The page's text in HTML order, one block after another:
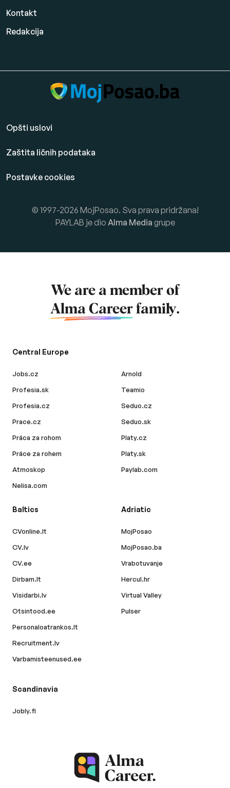
Kontakt
Redakcija
Opšti uslovi
Zaštita ličnih podataka
Postavke cookies
© 1997-2026 MojPosao. Sva prava pridržana!
PAYLAB je dio Alma Media grupe
We are a member of
Alma Career family.
Central Europe
Jobs.cz
Profesia.sk
Profesia.cz
Prace.cz
Práca za rohom
Práce za rohem
Atmoskop
Nelisa.com
Arnold
Teamio
Seduo.cz
Seduo.sk
Platy.cz
Platy.sk
Paylab.com
Baltics
CVonline.lt
CV.lv
CV.ee
Dirbam.lt
Visidarbi.lv
Otsintood.ee
Personaloatrankos.lt
Recruitment.lv
Varbamisteenused.ee
Adriatic
MojPosao
MojPosao.ba
Vrabotuvanje
Hercul.hr
Virtual Valley
Pulser
Scandinavia
Jobly.fi